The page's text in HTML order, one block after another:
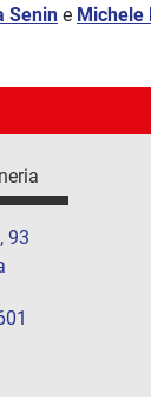
Senin e
93